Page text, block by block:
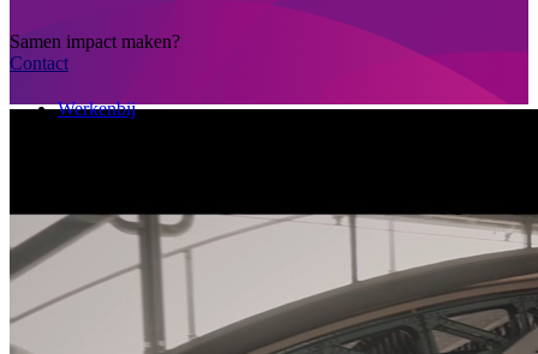
Samen impact maken?
Contact
Werkenbij